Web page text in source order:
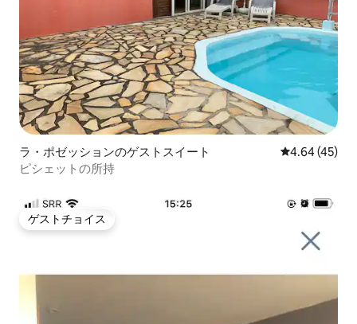
ラ・ポゼッションのゲストスイート レビュー45
4.64 (45)
ピシェットの所持
ゲストチョイス
ゲストチョイス